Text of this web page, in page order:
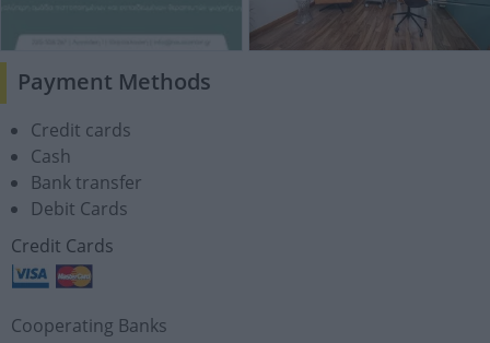
Payment Methods
Credit cards
Cash
Bank transfer
Debit Cards
Credit Cards
Cooperating Banks